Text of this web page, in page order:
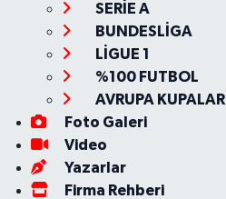
SERİE A
BUNDESLİGA
LİGUE 1
%100 FUTBOL
AVRUPA KUPALARI
Foto Galeri
Video
Yazarlar
Firma Rehberi